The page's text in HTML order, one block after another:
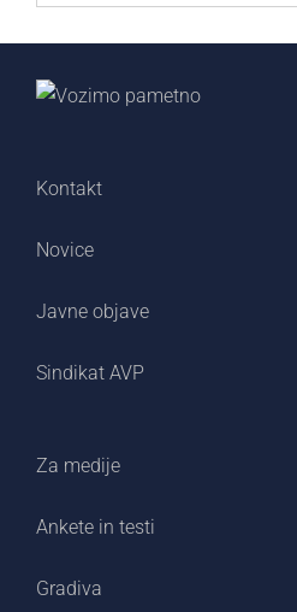
Kontakt
Novice
Javne objave
Sindikat AVP
Za medije
Ankete in testi
Gradiva